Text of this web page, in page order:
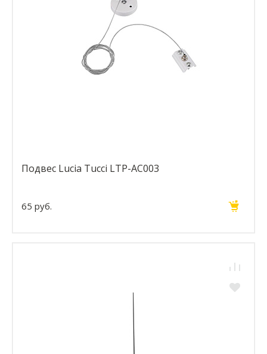
Подвес Lucia Tucci LTP-AC003
65 руб.